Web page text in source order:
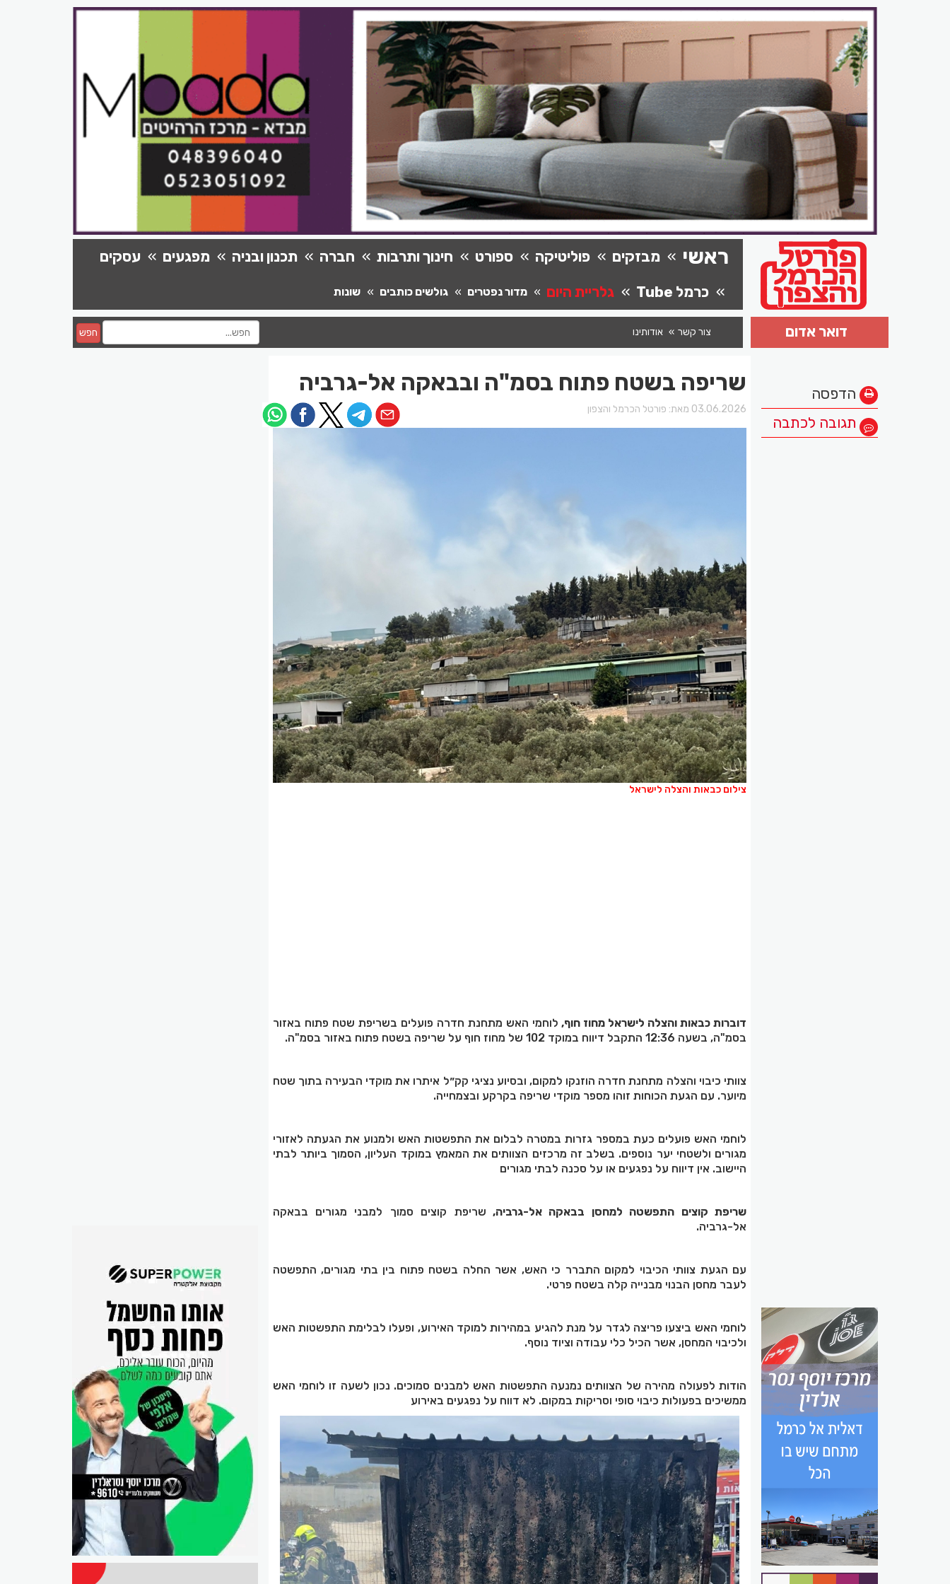
ראשי מבזקים פוליטיקה ספורט חינוך ותרבות חברה תכנון ובניה מפגעים
עסקים
כרמל Tube
גלריית היום מדור נפטרים גולשים כותבים שונות
צור קשר אודותינו חפש דואר אדום
הדפסה
תגובה לכתבה
שריפה בשטח פתוח בסמ"ה ובבאקה אל-גרביה
03.06.2026 מאת: פורטל הכרמל והצפון
צילום כבאות והצלה לישראל
דוברות כבאות והצלה לישראל מחוז חוף, לוחמי האש מתחנת חדרה פועלים בשריפת שטח פתוח באזור
בסמ"ה, בשעה 12:36 התקבל דיווח במוקד 102 של מחוז חוף על שריפה בשטח פתוח באזור בסמ"ה.
צוותי כיבוי והצלה מתחנת חדרה הוזנקו למקום, ובסיוע נציגי קק״ל איתרו את מוקדי הבעירה בתוך שטח
מיוער. עם הגעת הכוחות זוהו מספר מוקדי שריפה בקרקע ובצמחייה.
לוחמי האש פועלים כעת במספר גזרות במטרה לבלום את התפשטות האש ולמנוע את הגעתה לאזורי
מגורים ולשטחי יער נוספים. בשלב זה מרכזים הצוותים את המאמץ במוקד העליון, הסמוך ביותר לבתי
היישוב. אין דיווח על נפגעים או על סכנה לבתי מגורים
שריפת קוצים התפשטה למחסן בבאקה אל-גרביה, שריפת קוצים סמוך למבני מגורים בבאקה
אל-גרביה.
עם הגעת צוותי הכיבוי למקום התברר כי האש, אשר החלה בשטח פתוח בין בתי מגורים, התפשטה
לעבר מחסן הבנוי מבנייה קלה בשטח פרטי.
לוחמי האש ביצעו פריצה לגדר על מנת להגיע במהירות למוקד האירוע, ופעלו לבלימת התפשטות האש
ולכיבוי המחסן, אשר הכיל כלי עבודה וציוד נוסף.
הודות לפעולה מהירה של הצוותים נמנעה התפשטות האש למבנים סמוכים. נכון לשעה זו לוחמי האש
ממשיכים בפעולות כיבוי סופי וסריקות במקום. לא דווח על נפגעים באירוע